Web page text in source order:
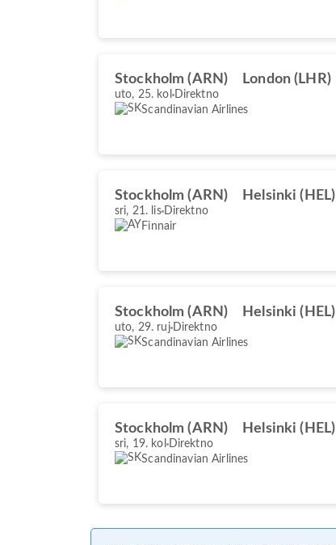
Stockholm (ARN) London (LHR)
uto, 25. kol Direktno
Scandinavian Airlines
Stockholm (ARN) Helsinki (HEL)
sri, 21. lis Direktno
Finnair
Stockholm (ARN) Helsinki (HEL)
uto, 29. ruj Direktno
Scandinavian Airlines
Stockholm (ARN) Helsinki (HEL)
sri, 19. kol Direktno
Scandinavian Airlines